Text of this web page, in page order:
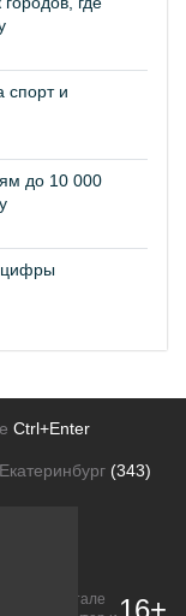
спорт и
до 10 000
Ctrl+Enter
(343)
на портале